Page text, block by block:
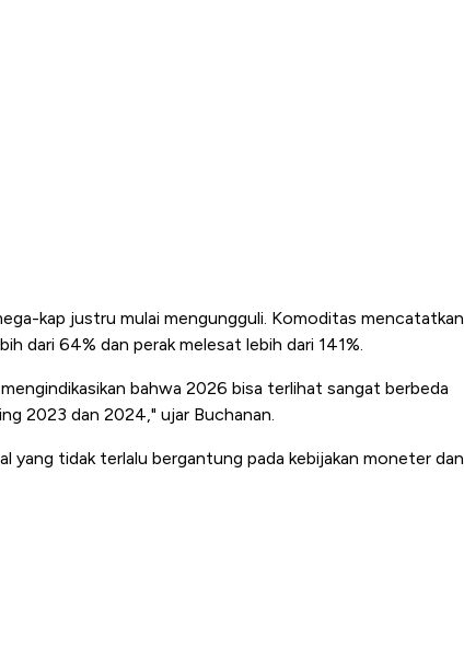
kap justru mulai mengungguli. Komoditas mencatatkan
dari 64% dan perak melesat lebih dari 141%.
bahwa 2026 bisa terlihat sangat berbeda
2023 dan 2024," ujar Buchanan.
yang tidak terlalu bergantung pada kebijakan moneter dan